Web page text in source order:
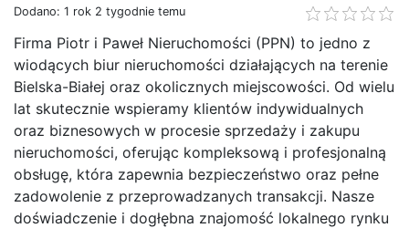
Dodano: 1 rok 2 tygodnie temu
Firma Piotr i Paweł Nieruchomości (PPN) to jedno z
wiodących biur nieruchomości działających na terenie
Bielska-Białej oraz okolicznych miejscowości. Od wielu
lat skutecznie wspieramy klientów indywidualnych
oraz biznesowych w procesie sprzedaży i zakupu
nieruchomości, oferując kompleksową i profesjonalną
obsługę, która zapewnia bezpieczeństwo oraz pełne
zadowolenie z przeprowadzanych transakcji. Nasze
doświadczenie i dogłębna znajomość lokalnego rynku